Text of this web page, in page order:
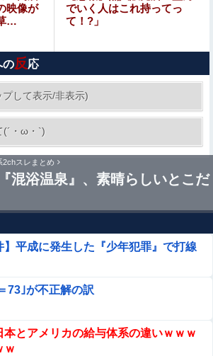
代表ホットライン実現!?現地サポ大興
」と危惧される懸念点とは!?【海外の
を乗せた母親を庇う某政治家、「お
を撒くと予告した奴……」と周囲をド
方】 交際歴ゼロの同級生宅に
20回以上届けた24歳女を逮捕
大洪水、今年もヤバい 湖北省秭帰県
直撃、工場浸水・車両が次々流される
ノイド登場、人手不足深刻化の医療・
用想定！他
「戻れるなら売上金庫に戻して 無理
オンが戻って良いって言わなきゃ入
したワイの嫁、全ての対応を間違え
れる風潮にドラマ脚本家が不快感、
たことがあるけど全然怖くなかっ
映像が
…
でいく人はこれ持ってっ
て！?」
の反応
して表示/非表示)
(´・ω・`)
2chスレまとめ
混浴温泉』、素晴らしいとこだ
】平成に発生した『少年犯罪』で打線
73｣が不正解の訳
本とアメリカの給与体系の違いｗｗｗ
ｗ